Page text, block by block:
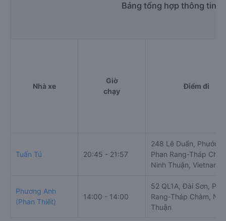
Bảng tổng hợp thông tin
Nhà xe
Giờ
chạy
Điểm đi
Tuấn Tú 20:45 - 21:57
248 Lê Duẩn, Phước
Phan Rang-Tháp
Ninh Thuận, Vietnam
Phương Anh
(Phan Thiết)
14:00 - 14:00
52 QL1A, Đài Sơn,
Rang-Tháp Chàm,
Thuận